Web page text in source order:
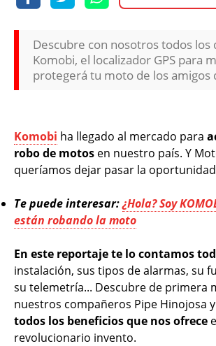
Descubre con nosotros todos los
Komobi, el localizador GPS para
protegerá tu moto de los amigos
Komobi ha llegado al mercado para
robo de motos en nuestro país. Y
queríamos dejar pasar la
Te puede interesar:¿Hola? Soy
están robando la moto
En este reportaje te lo contamos
instalación, sus tipos de alarmas, su
su telemetría... Descubre de primera
nuestros compañeros Pipe Hinojosa y
todos los beneficios que nos ofrece
revolucionario invento.